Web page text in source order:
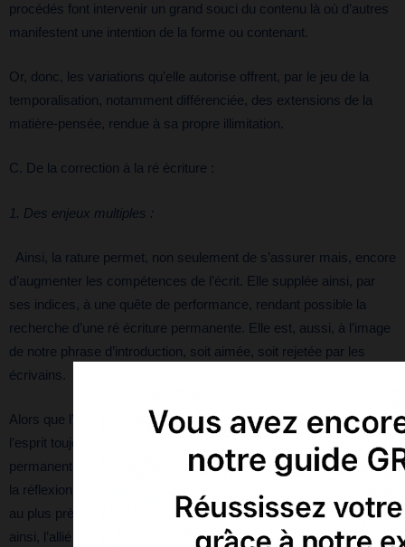
procédés font intervenir un grand souci du contenu là où d’autres
manifestent une intention de la forme ou contenant.
Or, donc, les variations qu’elle autorise offrent, par le jeu de la
temporalisation, notamment différenciée, des extensions de la
matière-pensée, rendue à sa propre illimitation.
C. De la correction à la ré écriture :
1. Des enjeux multiples :
Ainsi, la rature permet, non seulement de s’assurer mais, encore
d’augmenter les compétences de l’écrit. Elle supplée ainsi, par
ses indices, à une quête de performance, rendant possible la
recherche d’une ré écriture permanente. Elle est, aussi, à l’image
de notre phrase d’introduction, soit aimée, soit rejetée par les
écrivains.
Alors que l’écrit exige une fixation, parfois dangereuse pour
l’esprit toujours en mouvement, la rature autorise le retour
permanent. En outre, elle soutient le repentir sincère de l’écrivain,
la réflexion et l’évolution d’une pensée plus aboutie, en épousant
au plus près ses mouvements intellectuels. La rature constitue
ainsi, l’allié précieux de l’écrivain.